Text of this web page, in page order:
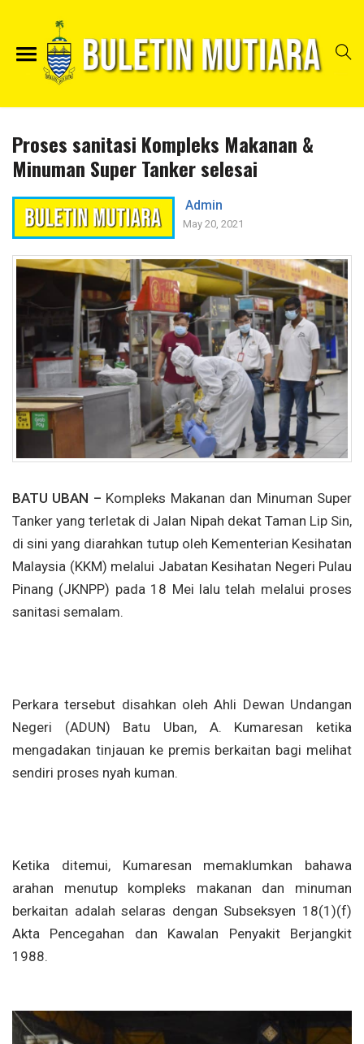
Proses sanitasi Kompleks Makanan &
Minuman Super Tanker selesai
Admin
May 20, 2021
BATU UBAN – Kompleks Makanan dan Minuman Super
Tanker yang terletak di Jalan Nipah dekat Taman Lip Sin,
di sini yang diarahkan tutup oleh Kementerian Kesihatan
Malaysia (KKM) melalui Jabatan Kesihatan Negeri Pulau
Pinang (JKNPP) pada 18 Mei lalu telah melalui proses
sanitasi semalam.
Perkara tersebut disahkan oleh Ahli Dewan Undangan
Negeri (ADUN) Batu Uban, A. Kumaresan ketika
mengadakan tinjauan ke premis berkaitan bagi melihat
sendiri proses nyah kuman.
Ketika ditemui, Kumaresan memaklumkan bahawa
arahan menutup kompleks makanan dan minuman
berkaitan adalah selaras dengan Subseksyen 18(1)(f)
Akta Pencegahan dan Kawalan Penyakit Berjangkit
1988.